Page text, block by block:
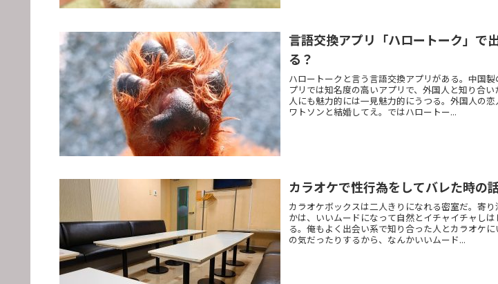
言語交換アプリ「ハロートーク」で
る？
ハロートークと言う言語交換アプリがある。中国
プリでは知名度の高いアプリで、外国人と知り合
人にも魅力的には一見魅力的にうつる。外国人の
ワトソンと結婚してえ。ではハロートー...
カラオケで性行為をしてバレた時の
カラオケボックスは二人きりになれる密室だ。寄
かは、いいムードになって自然とイチャイチャし
る。俺もよく出会い系で知り合った人とカラオケ
の気だったりするから、なんかいいムード...